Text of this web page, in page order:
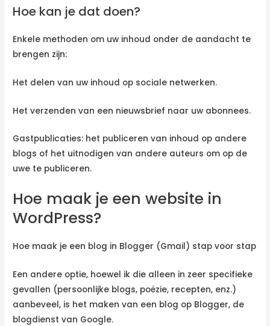
Hoe kan je dat doen?
Enkele methoden om uw inhoud onder de aandacht te
brengen zijn:
Het delen van uw inhoud op sociale netwerken.
Het verzenden van een nieuwsbrief naar uw abonnees.
Gastpublicaties: het publiceren van inhoud op andere
blogs of het uitnodigen van andere auteurs om op de
uwe te publiceren.
Hoe maak je een website in
WordPress?
Hoe maak je een blog in Blogger (Gmail) stap voor stap
Een andere optie, hoewel ik die alleen in zeer specifieke
gevallen (persoonlijke blogs, poëzie, recepten, enz.)
aanbeveel, is het maken van een blog op Blogger, de
blogdienst van Google.